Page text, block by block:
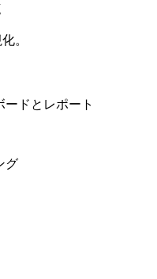
。
ドとレポート
グ